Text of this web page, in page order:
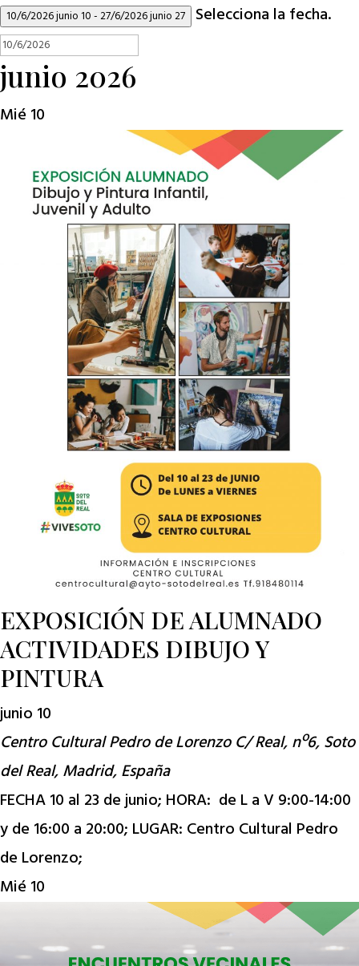
10/6/2026junio 10-27/6/2026junio 27 Selecciona la fecha.
junio 2026
Mié 10
EXPOSICIÓN DE ALUMNADO
ACTIVIDADES DIBUJO Y
PINTURA
junio 10
Centro Cultural Pedro de LorenzoC/ Real, nº6, Soto
del Real, Madrid, España
FECHA 10 al 23 de junio; HORA: de L a V 9:00-14:00
y de 16:00 a 20:00; LUGAR: Centro Cultural Pedro
de Lorenzo;
Mié 10